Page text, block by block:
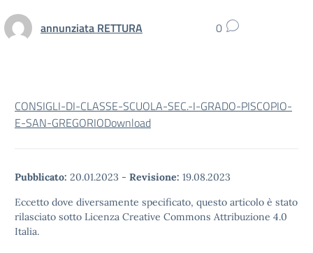
annunziata RETTURA 0
CONSIGLI-DI-CLASSE-SCUOLA-SEC.-I-GRADO-PISCOPIO-
E-SAN-GREGORIODownload
Pubblicato: 20.01.2023 - Revisione: 19.08.2023
Eccetto dove diversamente specificato, questo articolo è stato
rilasciato sotto Licenza Creative Commons Attribuzione 4.0
Italia.